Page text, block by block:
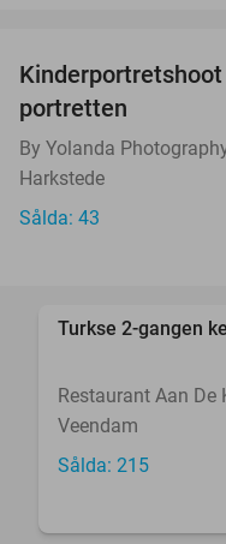
portretten
By Yolanda
Harkstede
Sålda: 43
Turkse 2-gangen
Restaurant Aan De
Veendam
Sålda: 215